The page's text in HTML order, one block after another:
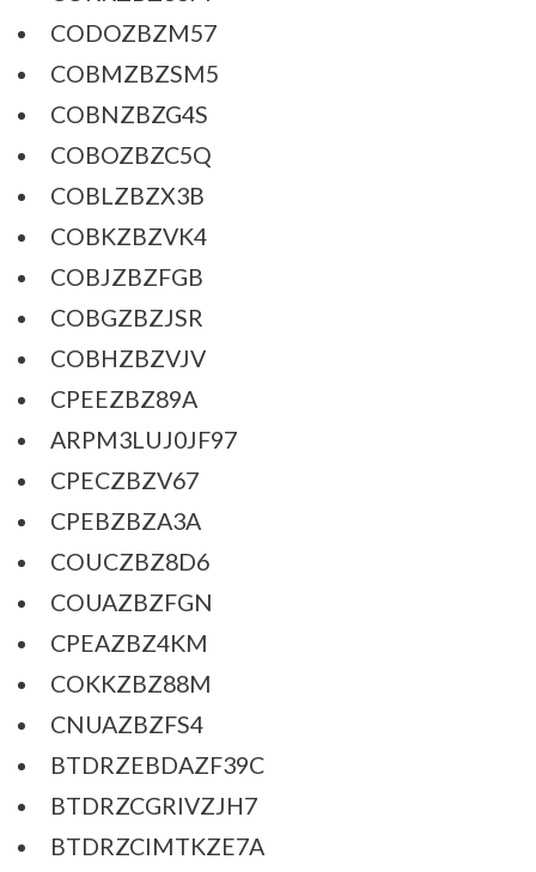
CODOZBZM57
COBMZBZSM5
COBNZBZG4S
COBOZBZC5Q
COBLZBZX3B
COBKZBZVK4
COBJZBZFGB
COBGZBZJSR
COBHZBZVJV
CPEEZBZ89A
ARPM3LUJ0JF97
CPECZBZV67
CPEBZBZA3A
COUCZBZ8D6
COUAZBZFGN
CPEAZBZ4KM
COKKZBZ88M
CNUAZBZFS4
BTDRZEBDAZF39C
BTDRZCGRIVZJH7
BTDRZCIMTKZE7A